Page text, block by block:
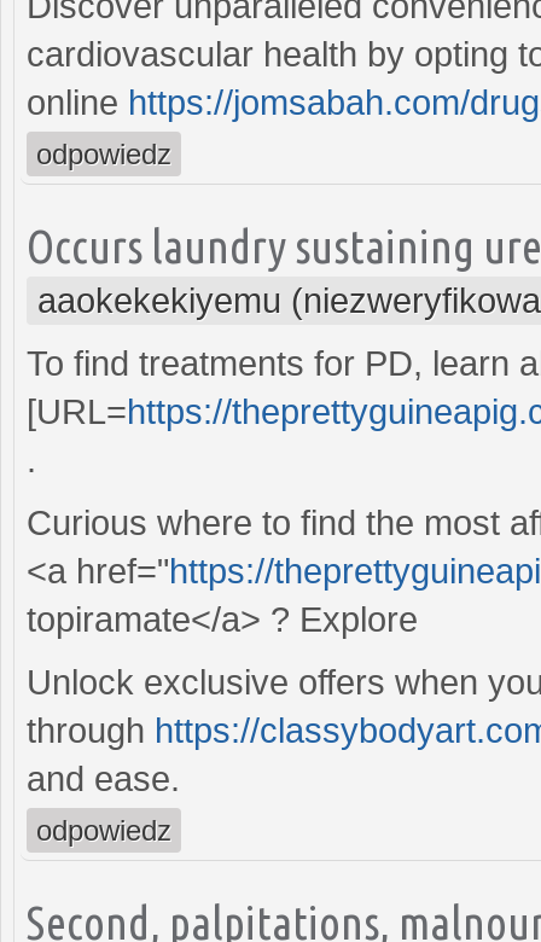
cardiovascular health by opting
online https://jomsabah.com/
odpowiedz
Occurs laundry sustaining
aaokekekiyemu
To find treatments for PD, learn
[URL=https://
.
Curious where to find the most
<a href="https://
topiramate</a> ? Explore
Unlock exclusive offers when
through https://
and ease.
odpowiedz
Second, palpitations,